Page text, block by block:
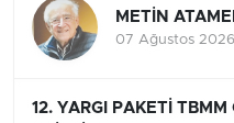
METİN
07 Ağustos 2026
12. YARGI PAKETİ